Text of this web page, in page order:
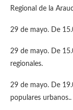
Regional de la
29 de mayo. De
29 de mayo. De
regionales.
29 de mayo. De
populares urbanos..